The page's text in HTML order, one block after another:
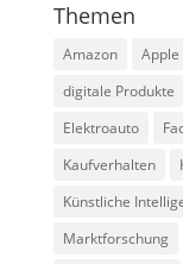
Themen
Amazon Apple
digitale Produkte
Elektroauto
Kaufverhalten
Künstliche
Marktforschung